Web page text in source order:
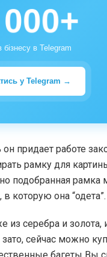
бізнесу в Telegram
у Telegram →
придает работе
рамку для
подобранная
которую она “одета”.
из серебра и
сейчас можно